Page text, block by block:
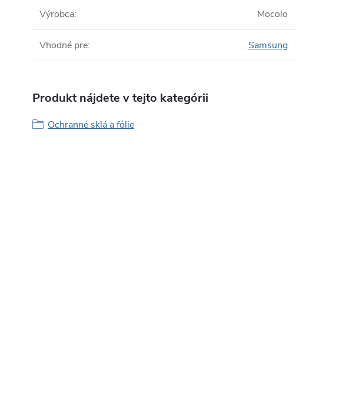
Výrobca: Mocolo
Vhodné pre: Samsung
Produkt nájdete v tejto kategórii
Ochranné sklá a fólie